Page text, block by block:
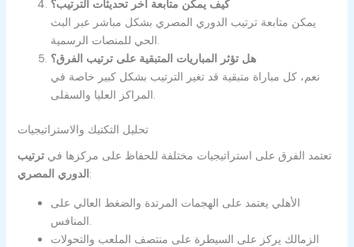
كيف يمكن متابعة آخر تحديثات الترتيب؟
يمكن متابعة ترتيب الدوري المصري بشكل مباشر عبر البث
الحي للمنصات الرسمية.
هل تؤثر المباريات المتبقية على ترتيب الفرق؟
نعم، كل مباراة متبقية قد تغير الترتيب بشكل كبير خاصة في
المراكز العليا والسفلى.
تحليل التكتيك والاستراتيجيات
تعتمد الفرق على استراتيجيات مختلفة للحفاظ على مركزها فيترتيب
الدوري المصري:
الأهلي يعتمد على الهجمات المرتدة والضغط العالي على
المنافس.
الزمالك يركز على السيطرة على منتصف الملعب والتحولات